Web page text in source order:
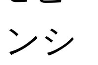
シ